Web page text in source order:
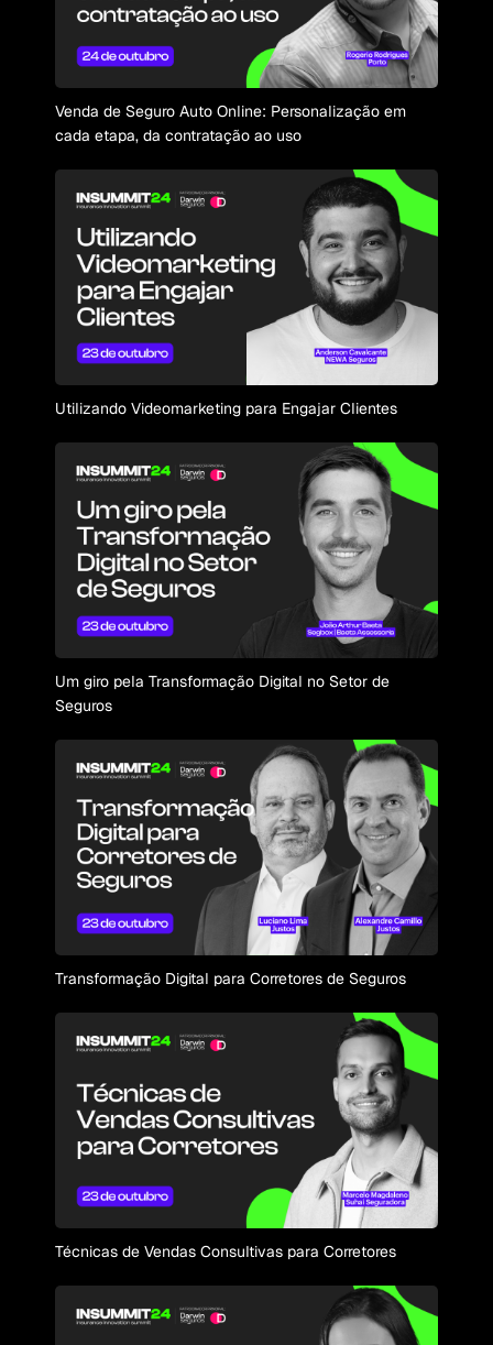
Venda de Seguro Auto Online: Personalização em
cada etapa, da contratação ao uso
Utilizando Videomarketing para Engajar Clientes
Um giro pela Transformação Digital no Setor de
Seguros
Transformação Digital para Corretores de Seguros
Técnicas de Vendas Consultivas para Corretores